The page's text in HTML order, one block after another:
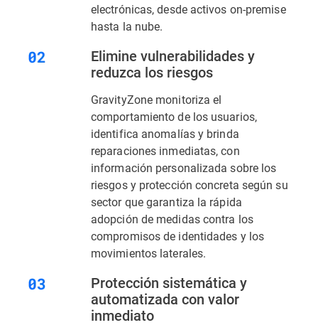
electrónicas, desde activos on-premise
hasta la nube.
Elimine vulnerabilidades y
reduzca los riesgos
GravityZone monitoriza el
comportamiento de los usuarios,
identifica anomalías y brinda
reparaciones inmediatas, con
información personalizada sobre los
riesgos y protección concreta según su
sector que garantiza la rápida
adopción de medidas contra los
compromisos de identidades y los
movimientos laterales.
Protección sistemática y
automatizada con valor
inmediato